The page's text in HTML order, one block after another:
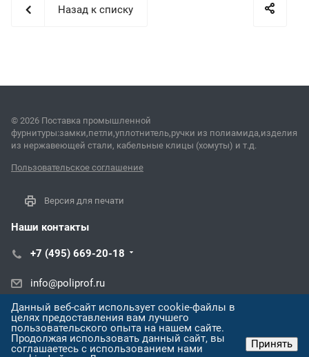
Назад к списку
© 2026 Поставка промышленной
фурнитуры:замки,петли,уплотнитель,ручки из полиамида,изделия
из нержавеющей стали, кабельные клицы (хомуты) и т.д.
Пользовательское соглашение
Версия для печати
Наши контакты
+7 (495) 669-20-18
info@poliprof.ru
ул. Черняховского, 86/1
Данный веб-сайт использует cookie-файлы в
целях предоставления вам лучшего
пользовательского опыта на нашем сайте.
Продолжая использовать данный сайт, вы
соглашаетесь с использованием нами
Принять